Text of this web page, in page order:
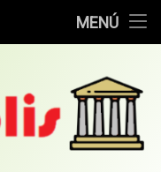
MENÚ